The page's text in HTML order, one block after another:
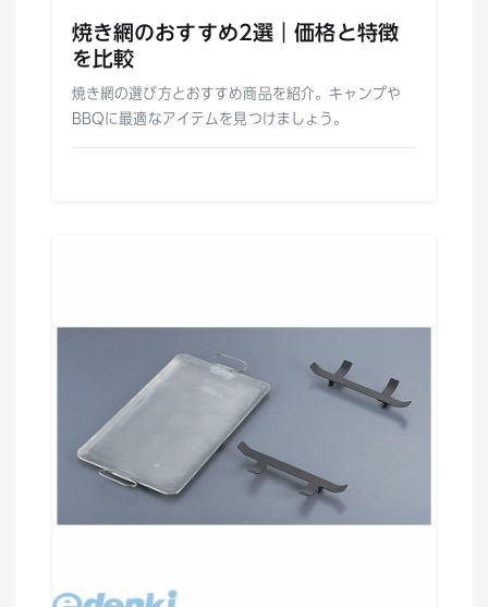
焼き網のおすすめ2選｜価格と特徴
を比較
焼き網の選び方とおすすめ商品を紹介。キャンプや
BBQに最適なアイテムを見つけましょう。